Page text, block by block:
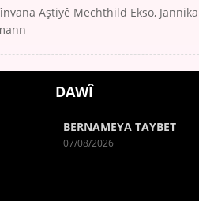
Aştiyê Mechthild Ekso, Jannika
DAWÎ
BERNAMEYA TAYBET
07/08/2026